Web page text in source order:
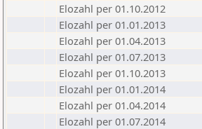
Elozahl per 01.10.2012
Elozahl per 01.01.2013
Elozahl per 01.04.2013
Elozahl per 01.07.2013
Elozahl per 01.10.2013
Elozahl per 01.01.2014
Elozahl per 01.04.2014
Elozahl per 01.07.2014